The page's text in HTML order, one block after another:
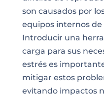
son causados por
equipos internos
Introducir una
carga para sus
estrés es
mitigar estos
evitando impactos